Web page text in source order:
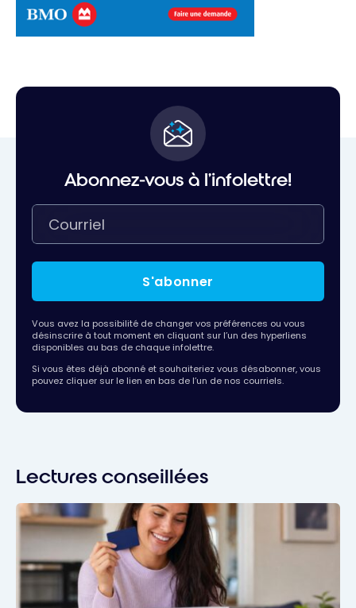
Abonnez-vous à l'infolettre!
S'abonner
Vous avez la possibilité de changer vos préférences ou vous
désinscrire à tout moment en cliquant sur l’un des hyperliens
disponibles au bas de chaque infolettre.
Si vous êtes déjà abonné et souhaiteriez vous désabonner, vous
pouvez cliquer sur le lien en bas de l’un de nos courriels.
Lectures conseillées